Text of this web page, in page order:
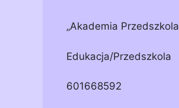
„Akademia
Edukacja/Przedszkola
601668592